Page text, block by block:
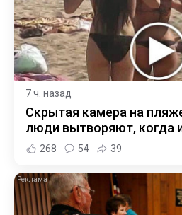
7 ч. назад
Скрытая камера на
люди вытворяют, когда
268 54 39